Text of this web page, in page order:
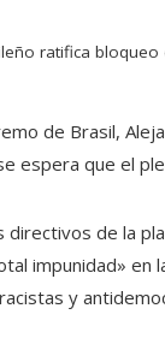
ratifica
de Brasil,
espera que el
directivos de la
impunidad» en
y